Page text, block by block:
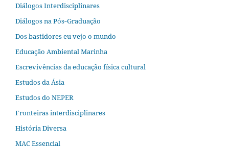
Diálogos Interdisciplinares
Diálogos na Pós‐Graduação
Dos bastidores eu vejo o mundo
Educação Ambiental Marinha
Escrevivências da educação física cultural
Estudos da Ásia​
Estudos do NEPER
Fronteiras interdisciplinares
História Diversa
MAC Essencial